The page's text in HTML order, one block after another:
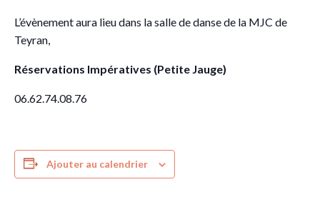
L’évènement aura lieu dans la salle de danse de la MJC de
Teyran,
Réservations Impératives (Petite Jauge)
06.62.74.08.76
Ajouter au calendrier